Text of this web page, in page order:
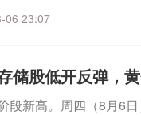
06 23:07
储股低开反弹，
段新高。周四（8月6